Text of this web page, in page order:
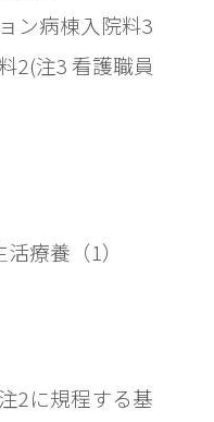
ン病棟入院料3
2(注3 看護職員
療養（1）
2に規程する基